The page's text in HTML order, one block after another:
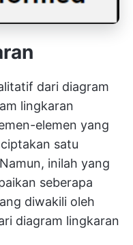
dari diagram
lingkaran
elemen yang
satu
inilah yang
seberapa
diwakili oleh
diagram lingkaran